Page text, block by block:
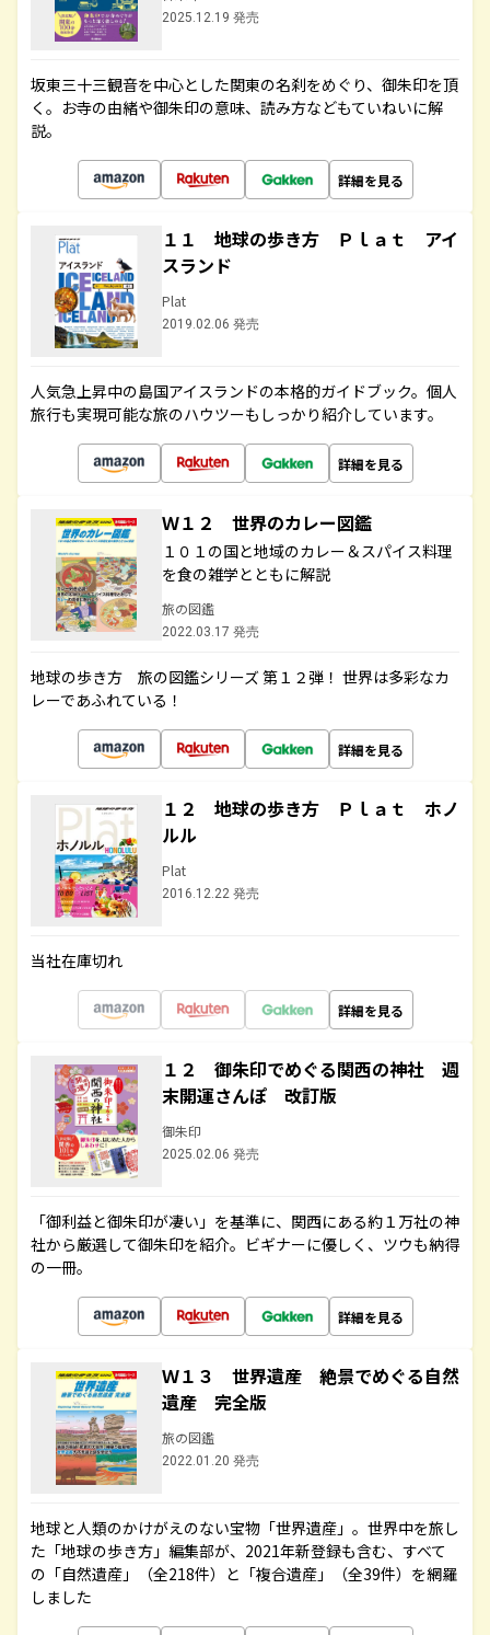
2025.12.19 発売
坂東三十三観音を中心とした関東の名刹をめぐり、御朱印を頂
く。お寺の由緒や御朱印の意味、読み方などもていねいに解
説。
詳細を見る
１１ 地球の歩き方 Ｐｌａｔ アイ
スランド
Plat
2019.02.06 発売
人気急上昇中の島国アイスランドの本格的ガイドブック。個人
旅行も実現可能な旅のハウツーもしっかり紹介しています。
詳細を見る
Ｗ１２ 世界のカレー図鑑
１０１の国と地域のカレー＆スパイス料理
を食の雑学とともに解説
旅の図鑑
2022.03.17 発売
地球の歩き方 旅の図鑑シリーズ 第１２弾！ 世界は多彩なカ
レーであふれている！
詳細を見る
１２ 地球の歩き方 Ｐｌａｔ ホノ
ルル
Plat
2016.12.22 発売
当社在庫切れ
詳細を見る
１２ 御朱印でめぐる関西の神社 週
末開運さんぽ 改訂版
御朱印
2025.02.06 発売
「御利益と御朱印が凄い」を基準に、関西にある約１万社の神
社から厳選して御朱印を紹介。ビギナーに優しく、ツウも納得
の一冊。
詳細を見る
Ｗ１３ 世界遺産 絶景でめぐる自然
遺産 完全版
旅の図鑑
2022.01.20 発売
地球と人類のかけがえのない宝物「世界遺産」。世界中を旅し
た「地球の歩き方」編集部が、2021年新登録も含む、すべて
の「自然遺産」（全218件）と「複合遺産」（全39件）を網羅
しました